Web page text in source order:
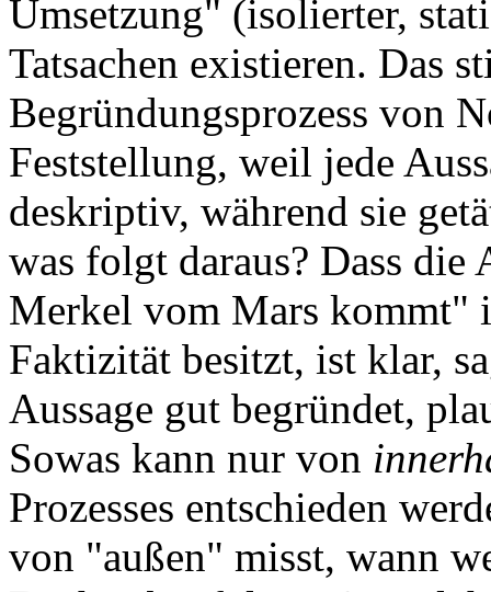
Umsetzung" (isolierter,
Tatsachen existieren. Das
Begründungsprozess von
Feststellung, weil jede
deskriptiv, während sie
was folgt daraus? Dass
Merkel vom Mars kommt"
Faktizität besitzt, ist klar,
Aussage gut begründet,
Sowas kann nur von
Prozesses entschieden
von "außen" misst, wann